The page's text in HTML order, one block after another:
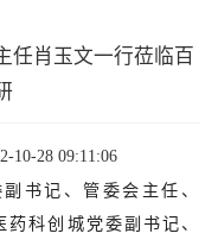
任肖玉文一行莅临百
10-28 09:11:06
书记、管委会主任、
科创城党委副书记、